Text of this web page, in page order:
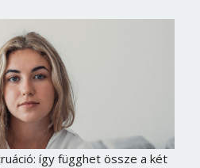
így függhet össze a két